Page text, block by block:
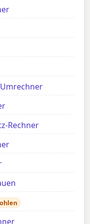
Rechner